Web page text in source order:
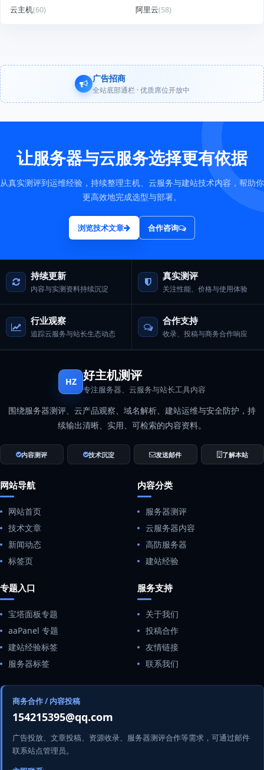
云主机(60) 阿里云(58)
广告招商
全站底部通栏 · 优质席位开放中
让服务器与云服务选择更有依据
从真实测评到运维经验，持续整理主机、云服务与建站技术内容，帮助你
更高效地完成选型与部署。
浏览技术文章 合作咨询
持续更新
内容与实测资料持续沉淀
真实测评
关注性能、价格与使用体验
行业观察
追踪云服务与站长生态动态
合作支持
收录、投稿与商务合作响应
HZ 好主机测评
专注服务器、云服务与站长工具内容
围绕服务器测评、云产品观察、域名解析、建站运维与安全防护，持
续输出清晰、实用、可检索的内容资料。
内容测评 技术沉淀 发送邮件 了解本站
网站导航
网站首页
技术文章
新闻动态
标签页
内容分类
服务器测评
云服务器内容
高防服务器
建站经验
专题入口
宝塔面板专题
aaPanel 专题
建站经验标签
服务器标签
服务支持
关于我们
投稿合作
友情链接
联系我们
商务合作 / 内容投稿
154215395@qq.com
广告投放、文章投稿、资源收录、服务器测评合作等需求，可通过邮件
联系站点管理员。